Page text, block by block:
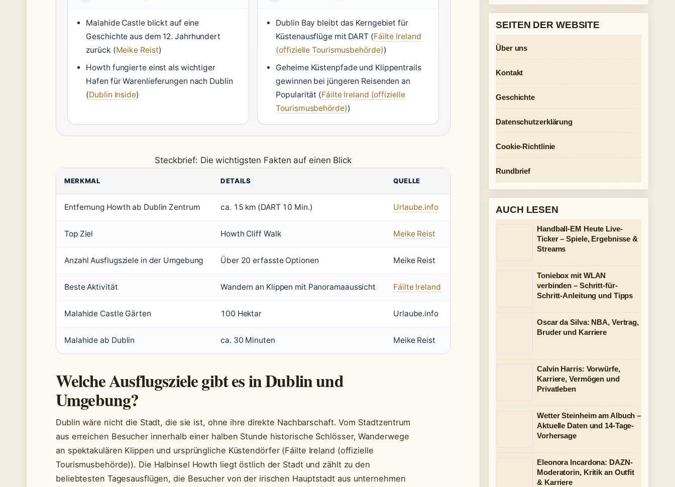
Malahide Castle blickt auf eine
Geschichte aus dem 12. Jahrhundert
zurück (Meike Reist)
Howth fungierte einst als wichtiger
Hafen für Warenlieferungen nach Dublin
(Dublin Inside)
Dublin Bay bleibt das Kerngebiet für
Küstenausflüge mit DART (Fáilte Ireland
(offizielle Tourismusbehörde))
Geheime Küstenpfade und Klippentrails
gewinnen bei jüngeren Reisenden an
Popularität (Fáilte Ireland (offizielle
Tourismusbehörde))
Steckbrief: Die wichtigsten Fakten auf einen Blick
MERKMAL DETAILS QUELLE
Entfernung Howth ab Dublin Zentrum ca. 15 km (DART 10 Min.) Urlaube.info
Top Ziel Howth Cliff Walk Meike Reist
Anzahl Ausflugsziele in der Umgebung Über 20 erfasste Optionen Meike Reist
Beste Aktivität Wandern an Klippen mit Panoramaaussicht Fáilte Ireland
Malahide Castle Gärten 100 Hektar Urlaube.info
Malahide ab Dublin ca. 30 Minuten Meike Reist
Welche Ausflugsziele gibt es in Dublin und
Umgebung?
Dublin wäre nicht die Stadt, die sie ist, ohne ihre direkte Nachbarschaft. Vom Stadtzentrum
aus erreichen Besucher innerhalb einer halben Stunde historische Schlösser, Wanderwege
an spektakulären Klippen und ursprüngliche Küstendörfer (Fáilte Ireland (offizielle
Tourismusbehörde)). Die Halbinsel Howth liegt östlich der Stadt und zählt zu den
beliebtesten Tagesausflügen, die Besucher von der irischen Hauptstadt aus unternehmen
SEITEN DER WEBSITE
Über uns
Kontakt
Geschichte
Datenschutzerklärung
Cookie-Richtlinie
Rundbrief
AUCH LESEN
Handball-EM Heute Live-
Ticker – Spiele, Ergebnisse &
Streams
Toniebox mit WLAN
verbinden – Schritt-für-
Schritt-Anleitung und Tipps
Oscar da Silva: NBA, Vertrag,
Bruder und Karriere
Calvin Harris: Vorwürfe,
Karriere, Vermögen und
Privatleben
Wetter Steinheim am Albuch –
Aktuelle Daten und 14-Tage-
Vorhersage
Eleonora Incardona: DAZN-
Moderatorin, Kritik an Outfit
& Karriere